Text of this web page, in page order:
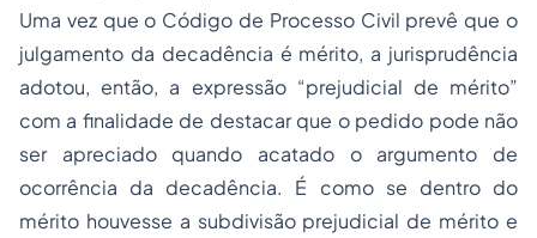
Uma vez que o Código de ProcessoCivil prevê que o
julgamento da decadência é mérito, a jurisprudência
adotou, então, a expressão “prejudicial de mérito”
com a finalidade de destacar que o pedido pode não
ser apreciado quando acatado o argumento de
ocorrência da decadência. É como se dentro do
mérito houvesse a subdivisão prejudicial de mérito e